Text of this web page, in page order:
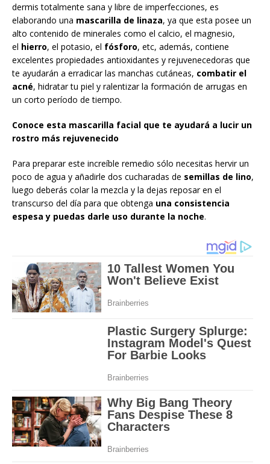
dermis totalmente sana y libre de imperfecciones, es
elaborando una mascarilla de linaza, ya que esta posee un
alto contenido de minerales como el calcio, el magnesio,
el hierro, el potasio, el fósforo, etc, además, contiene
excelentes propiedades antioxidantes y rejuvenecedoras que
te ayudarán a erradicar las manchas cutáneas, combatir el
acné, hidratar tu piel y ralentizar la formación de arrugas en
un corto período de tiempo.
Conoce esta mascarilla facial que te ayudará a lucir un
rostro más rejuvenecido
Para preparar este increíble remedio sólo necesitas hervir un
poco de agua y añadirle dos cucharadas de semillas de lino,
luego deberás colar la mezcla y la dejas reposar en el
transcurso del día para que obtenga una consistencia
espesa y puedas darle uso durante la noche.